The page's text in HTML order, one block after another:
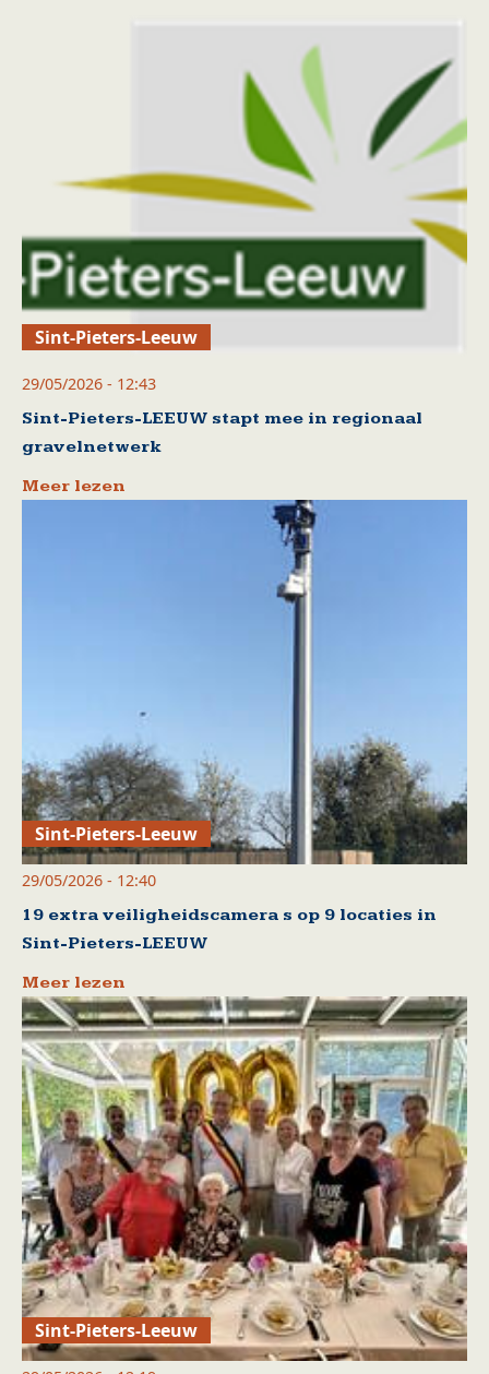
Sint-Pieters-Leeuw
29/05/2026 - 12:43
Sint-Pieters-LEEUW stapt mee in regionaal
gravelnetwerk
Meer lezen
Sint-Pieters-Leeuw
29/05/2026 - 12:40
19 extra veiligheidscamera s op 9 locaties in
Sint-Pieters-LEEUW
Meer lezen
Sint-Pieters-Leeuw